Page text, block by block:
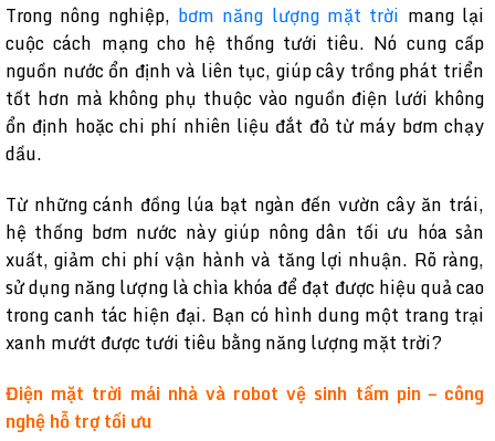
Trong nông nghiệp, bơm năng lượng mặt trời mang lại
cuộc cách mạng cho hệ thống tưới tiêu. Nó cung cấp
nguồn nước ổn định và liên tục, giúp cây trồng phát triển
tốt hơn mà không phụ thuộc vào nguồn điện lưới không
ổn định hoặc chi phí nhiên liệu đắt đỏ từ máy bơm chạy
dầu.
Từ những cánh đồng lúa bạt ngàn đến vườn cây ăn trái,
hệ thống bơm nước này giúp nông dân tối ưu hóa sản
xuất, giảm chi phí vận hành và tăng lợi nhuận. Rõ ràng,
sử dụng năng lượng là chìa khóa để đạt được hiệu quả cao
trong canh tác hiện đại. Bạn có hình dung một trang trại
xanh mướt được tưới tiêu bằng năng lượng mặt trời?
Điện mặt trời mái nhà và robot vệ sinh tấm pin – công
nghệ hỗ trợ tối ưu